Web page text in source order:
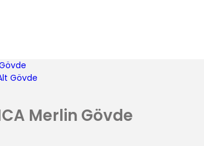
Gövde
Merlin Gövde